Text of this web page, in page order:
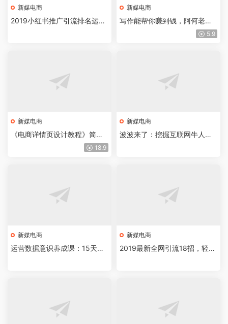
新媒电商
2019小红书推广引流排名运营
新媒电商
写作能帮你赚到钱，阿何老师
5.9
新媒电商
《电商详情页设计教程》简
18.9
新媒电商
波波来了：挖掘互联网牛人最
新媒电商
运营数据意识养成课：15天入
新媒电商
2019最新全网引流18招，轻松